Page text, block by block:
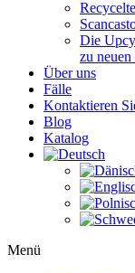
Die
zu neuen
Über uns
Fälle
Kontaktieren
Blog
Katalog
Menü